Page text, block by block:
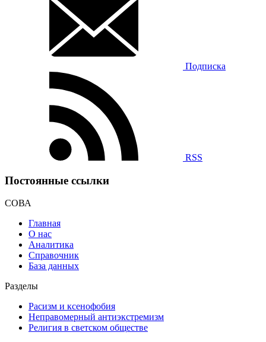
Подписка
RSS
Постоянные ссылки
СОВА
Главная
О нас
Аналитика
Справочник
База данных
Разделы
Расизм и ксенофобия
Неправомерный антиэкстремизм
Религия в светском обществе